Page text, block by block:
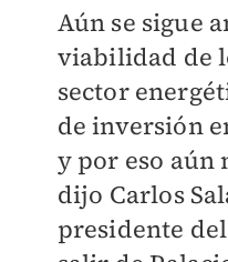
Aún se sigue
viabilidad de
sector
de inversión
y por eso aún
dijo Carlos
presidente